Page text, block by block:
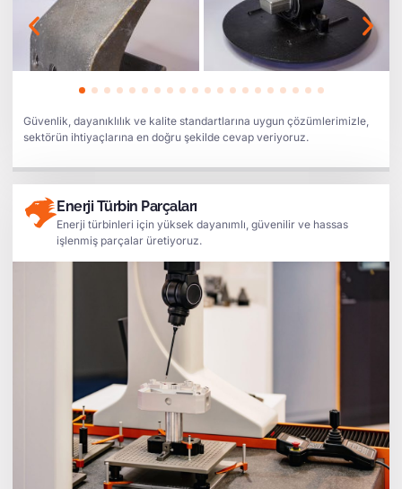
Güvenlik, dayanıklılık ve kalite standartlarına uygun çözümlerimizle,
sektörün ihtiyaçlarına en doğru şekilde cevap veriyoruz.
Enerji Türbin Parçaları
Enerji türbinleri için yüksek dayanımlı, güvenilir ve hassas
işlenmiş parçalar üretiyoruz.